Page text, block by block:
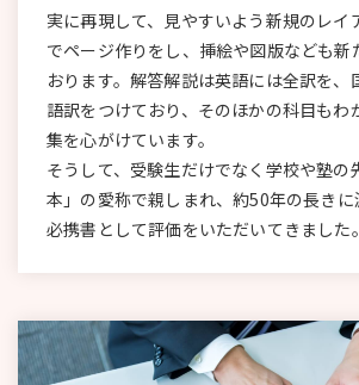
実に再現して、見やすいよう新規のレイ
でページ作りをし、挿絵や図版なども新
おります。解答解説は英語には全訳を、
語訳をつけており、そのほかの科目もわ
集を心がけています。
そうして、受験生だけでなく学校や塾の
本」の愛称で親しまれ、約50年の長き
必携書として評価をいただいてきました。